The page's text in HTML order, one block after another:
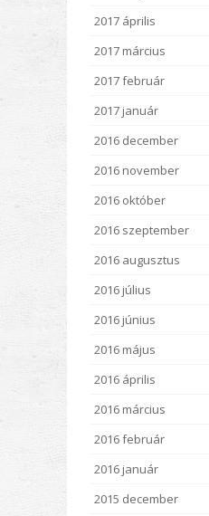
2017 április
2017 március
2017 február
2017 január
2016 december
2016 november
2016 október
2016 szeptember
2016 augusztus
2016 július
2016 június
2016 május
2016 április
2016 március
2016 február
2016 január
2015 december